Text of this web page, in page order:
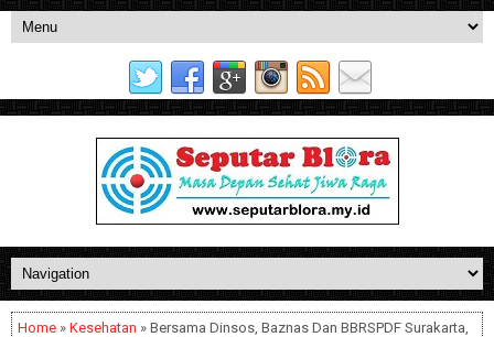
Home » Kesehatan » Bersama Dinsos, Baznas Dan BBRSPDF Surakarta,